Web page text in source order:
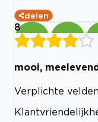
delen
8
mooi,
Verplichte